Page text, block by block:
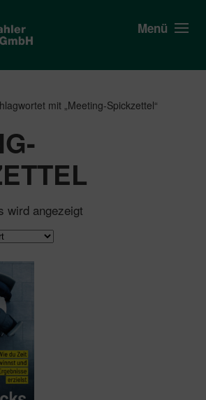
Menü
mit „Meeting-Spickzettel“
wird angezeigt